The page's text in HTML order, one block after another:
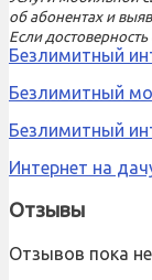
об абонентах и
Если
Безлимитный
Безлимитный
Безлимитный
Интернет на
Отзывы
Отзывов пока